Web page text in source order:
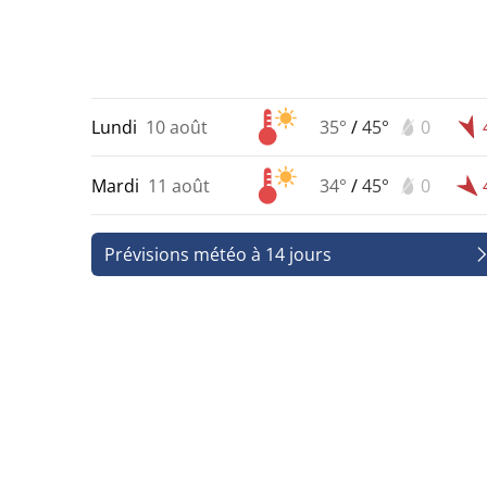
Lundi 10 août 35° /45° 0
Mardi 11 août 34° /45° 0
Prévisions météo à 14 jours